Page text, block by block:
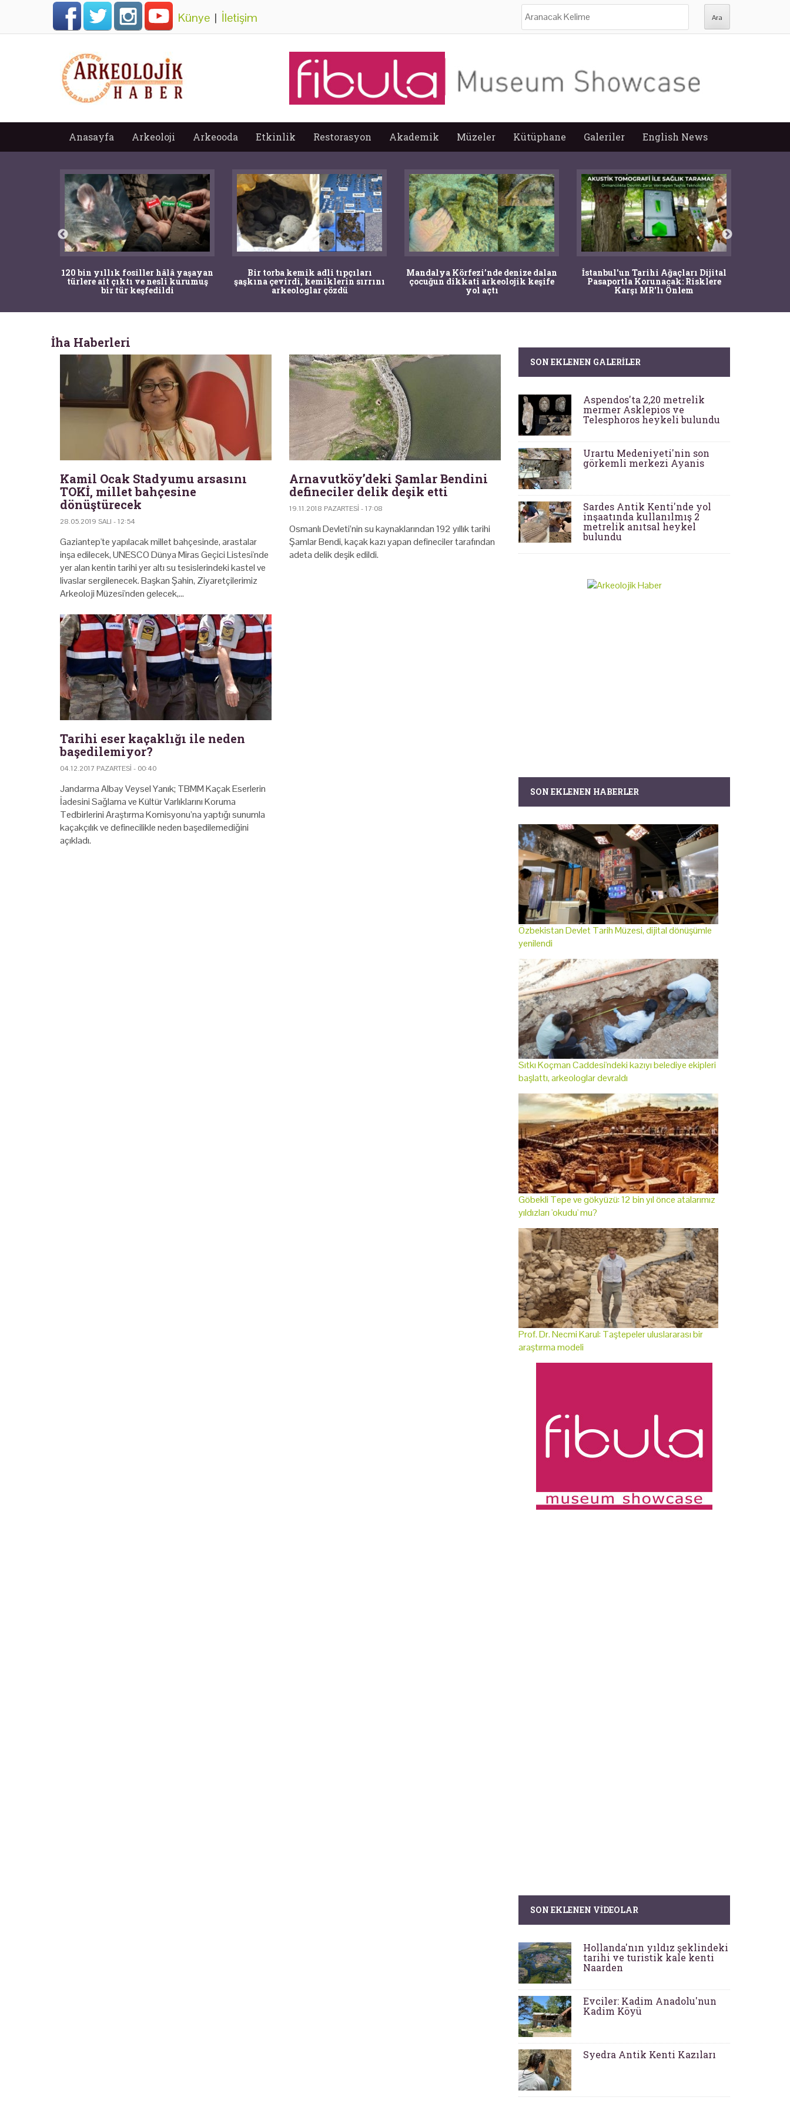
Künye | İletişim
Anasayfa Arkeoloji Arkeooda Etkinlik Restorasyon Akademik Müzeler Kütüphane Galeriler English News
120 bin yıllık fosiller hâlâ yaşayan
türlere ait çıktı ve nesli kurumuş
bir tür keşfedildi
Bir torba kemik adli tıpçıları
şaşkına çevirdi, kemiklerin sırrını
arkeologlar çözdü
Mandalya Körfezi’nde denize dalan
çocuğun dikkati arkeolojik keşife
yol açtı
İstanbul'un Tarihi Ağaçları Dijital
Pasaportla Korunacak: Risklere
Karşı MR'lı Önlem
İha Haberleri
Kamil Ocak Stadyumu arsasını
TOKİ, millet bahçesine
dönüştürecek
28.05.2019 SALI - 12:54
Gaziantep'te yapılacak millet bahçesinde, arastalar
inşa edilecek, UNESCO Dünya Miras Geçici Listesi'nde
yer alan kentin tarihi yer altı su tesislerindeki kastel ve
livaslar sergilenecek. Başkan Şahin, Ziyaretçilerimiz
Arkeoloji Müzesi'nden gelecek,…
Arnavutköy’deki Şamlar Bendini
defineciler delik deşik etti
19.11.2018 PAZARTESI - 17:08
Osmanlı Devleti’nin su kaynaklarından 192 yıllık tarihi
Şamlar Bendi, kaçak kazı yapan defineciler tarafından
adeta delik deşik edildi.
Tarihi eser kaçaklığı ile neden
başedilemiyor?
04.12.2017 PAZARTESI - 00:40
Jandarma Albay Veysel Yanık; TBMM Kaçak Eserlerin
İadesini Sağlama ve Kültür Varlıklarını Koruma
Tedbirlerini Araştırma Komisyonu’na yaptığı sunumla
kaçakçılık ve definecilikle neden başedilemediğini
açıkladı.
SON EKLENEN GALERILER
Aspendos'ta 2,20 metrelik
mermer Asklepios ve
Telesphoros heykeli bulundu
Urartu Medeniyeti'nin son
görkemli merkezi Ayanis
Sardes Antik Kenti'nde yol
inşaatında kullanılmış 2
metrelik anıtsal heykel
bulundu
SON EKLENEN HABERLER
Özbekistan Devlet Tarih Müzesi, dijital dönüşümle
yenilendi
Sıtkı Koçman Caddesi'ndeki kazıyı belediye ekipleri
başlattı, arkeologlar devraldı
Göbekli Tepe ve gökyüzü: 12 bin yıl önce atalarımız
yıldızları 'okudu' mu?
Prof. Dr. Necmi Karul: Taştepeler uluslararası bir
araştırma modeli
SON EKLENEN VIDEOLAR
Hollanda'nın yıldız şeklindeki
tarihi ve turistik kale kenti
Naarden
Evciler: Kadim Anadolu'nun
Kadim Köyü
Syedra Antik Kenti Kazıları